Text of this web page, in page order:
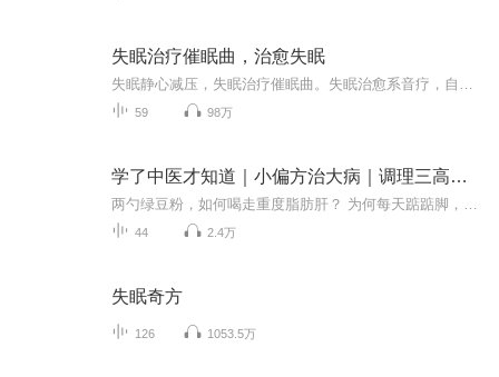
失眠治疗催眠曲，治愈失眠
59 98万
学了中医才知道｜小偏方治大病｜调理三高｜失眠便秘｜颈肩腰腿痛
44 2.4万
失眠奇方
126 1053.5万